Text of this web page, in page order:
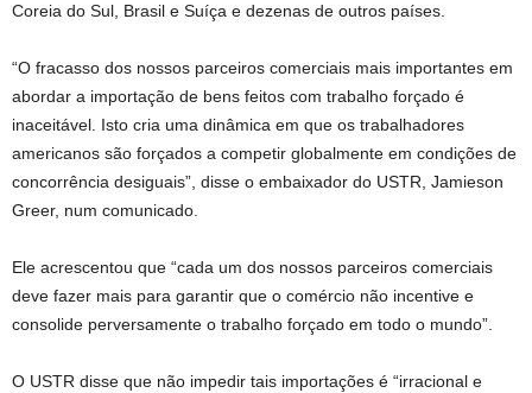
Coreia do Sul, Brasil e Suíça e dezenas de outros países.
“O fracasso dos nossos parceiros comerciais mais importantes em
abordar a importação de bens feitos com trabalho forçado é
inaceitável. Isto cria uma dinâmica em que os trabalhadores
americanos são forçados a competir globalmente em condições de
concorrência desiguais”, disse o embaixador do USTR, Jamieson
Greer, num comunicado.
Ele acrescentou que “cada um dos nossos parceiros comerciais
deve fazer mais para garantir que o comércio não incentive e
consolide perversamente o trabalho forçado em todo o mundo”.
O USTR disse que não impedir tais importações é “irracional e